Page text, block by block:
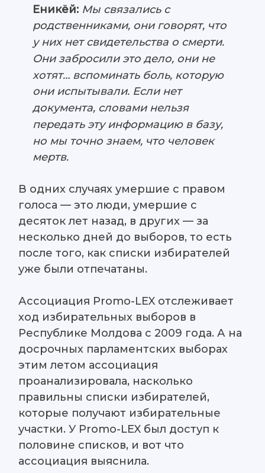
Еникёй: Мы связались с
родственниками, они говорят, что
у них нет свидетельства о смерти.
Они забросили это дело, они не
хотят… вспоминать боль, которую
они испытывали. Если нет
документа, словами нельзя
передать эту информацию в базу,
но мы точно знаем, что человек
мертв.
В одних случаях умершие с правом
голоса — это люди, умершие с
десяток лет назад, в других — за
несколько дней до выборов, то есть
после того, как списки избирателей
уже были отпечатаны.
Ассоциация Promo-LEX отслеживает
ход избирательных выборов в
Республике Молдова с 2009 года. А на
досрочных парламентских выборах
этим летом ассоциация
проанализировала, насколько
правильны списки избирателей,
которые получают избирательные
участки. У Promo-LEX был доступ к
половине списков, и вот что
ассоциация выяснила.